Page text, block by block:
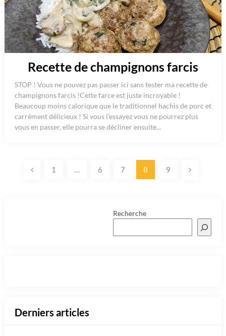
Recette de champignons farcis
STOP ! Vous ne pouvez pas passer ici sans tester ma recette de
champignons farcis !Cette farce est juste incroyable !
Beaucoup moins calorique que le traditionnel hachis de porc et
carrément délicieux ! Si vous l’essayez vous ne pourrez plus
vous en passer, elle pourra se décliner ensuite...
Pagination
1 … 6 7 8 9
Recherche
Derniers articles